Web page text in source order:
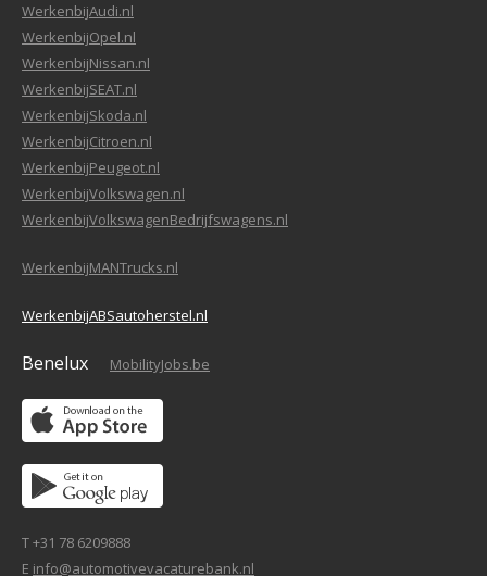
WerkenbijAudi.nl
WerkenbijOpel.nl
WerkenbijNissan.nl
WerkenbijSEAT.nl
WerkenbijSkoda.nl
WerkenbijCitroen.nl
WerkenbijPeugeot.nl
WerkenbijVolkswagen.nl
WerkenbijVolkswagenBedrijfswagens.nl
WerkenbijMANTrucks.nl
WerkenbijABSautoherstel.nl
Benelux MobilityJobs.be
T +31 78 6209888
E info@automotivevacaturebank.nl